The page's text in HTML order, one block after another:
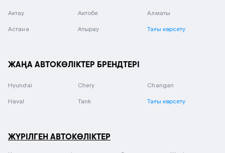
Актау Актобе Алматы
Астана Атырау Тағы көрсету
ЖАҢА АВТОКӨЛІКТЕР БРЕНДТЕРІ
Hyundai Chery Changan
Haval Tank Тағы көрсету
ЖҮРІЛГЕН АВТОКӨЛІКТЕР